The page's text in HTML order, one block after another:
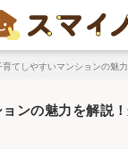
育てしやすいマンションの魅
ンの魅力を解説